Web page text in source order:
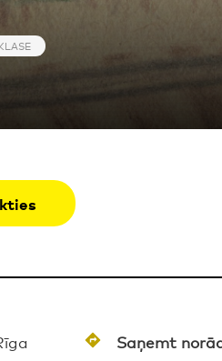
Saņemt